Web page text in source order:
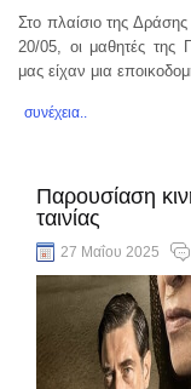
Στο πλαίσιο της
20/05, οι μαθητές της
μας είχαν μια
συνέχεια..
Παρουσίαση
ταινίας
27 Μαΐου 2025